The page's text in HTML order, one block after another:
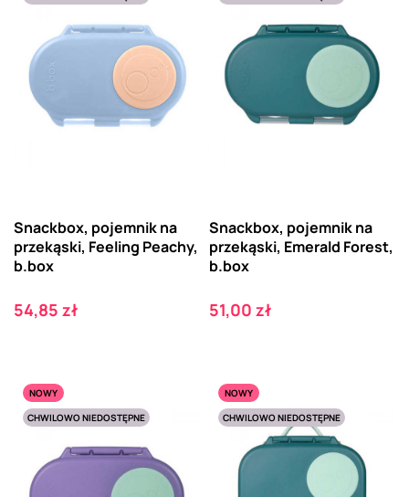
Snackbox, pojemnik na
przekąski, Feeling Peachy,
b.box
Cena
54,85 zł
Snackbox, pojemnik na
przekąski, Emerald Forest,
b.box
Cena
51,00 zł
NOWY
CHWILOWO NIEDOSTĘPNE
NOWY
CHWILOWO NIEDOSTĘPNE